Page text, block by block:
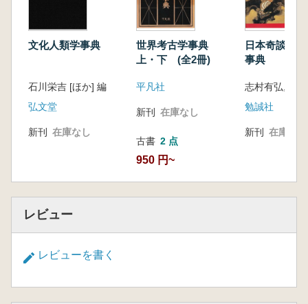
文化人類学事典
石川栄吉 [ほか] 編
弘文堂
新刊 在庫なし
世界考古学事典
上・下 (全2冊)
平凡社
新刊 在庫なし
古書 2 点
950 円~
日本奇談逸
事典
志村有弘, 松
勉誠社
新刊 在庫なし
レビュー
レビューを書く